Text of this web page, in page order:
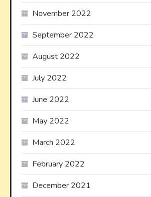
November 2022
September 2022
August 2022
July 2022
June 2022
May 2022
March 2022
February 2022
December 2021